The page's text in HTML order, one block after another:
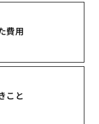
費用
こと